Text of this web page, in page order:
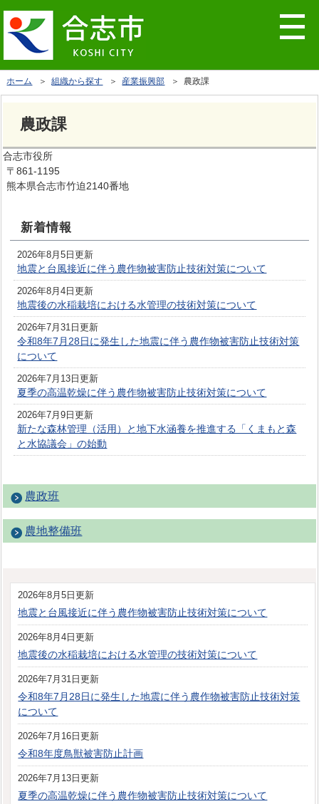
ホーム ＞組織から探す ＞ 産業振興部 ＞ 農政課
農政課
合志市役所
〒861-1195
熊本県合志市竹迫2140番地
新着情報
2026年8月5日更新
地震と台風接近に伴う農作物被害防止技術対策について
2026年8月4日更新
地震後の水稲栽培における水管理の技術対策について
2026年7月31日更新
令和8年7月28日に発生した地震に伴う農作物被害防止技術対策
について
2026年7月13日更新
夏季の高温乾燥に伴う農作物被害防止技術対策について
2026年7月9日更新
新たな森林管理（活用）と地下水涵養を推進する「くまもと森
と水協議会」の始動
農政班
農地整備班
2026年8月5日更新
地震と台風接近に伴う農作物被害防止技術対策について
2026年8月4日更新
地震後の水稲栽培における水管理の技術対策について
2026年7月31日更新
令和8年7月28日に発生した地震に伴う農作物被害防止技術対策
について
2026年7月16日更新
令和8年度鳥獣被害防止計画
2026年7月13日更新
夏季の高温乾燥に伴う農作物被害防止技術対策について